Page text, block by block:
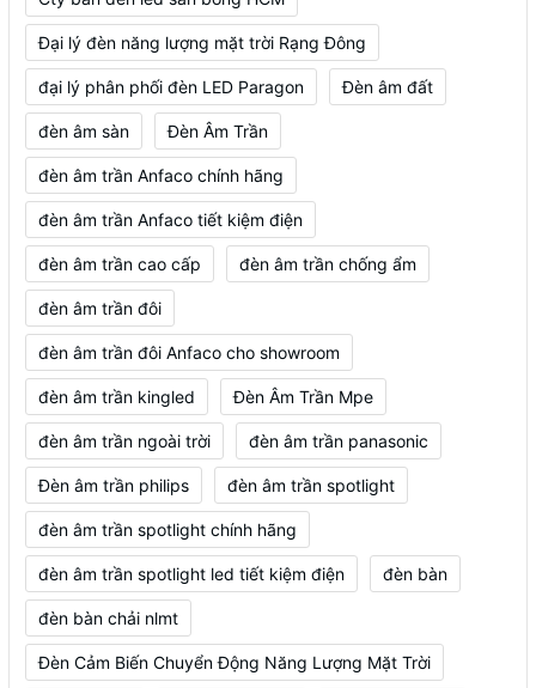
Đại lý đèn năng lượng mặt trời Rạng Đông
đại lý phân phối đèn LED Paragon Đèn âm đất
đèn âm sàn Đèn Âm Trần
đèn âm trần Anfaco chính hãng
đèn âm trần Anfaco tiết kiệm điện
đèn âm trần cao cấp đèn âm trần chống ẩm
đèn âm trần đôi
đèn âm trần đôi Anfaco cho showroom
đèn âm trần kingled Đèn Âm Trần Mpe
đèn âm trần ngoài trời đèn âm trần panasonic
Đèn âm trần philips đèn âm trần spotlight
đèn âm trần spotlight chính hãng
đèn âm trần spotlight led tiết kiệm điện đèn bàn
đèn bàn chải nlmt
Đèn Cảm Biến Chuyển Động Năng Lượng Mặt Trời